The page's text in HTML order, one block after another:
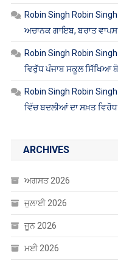
ਅਚਾਨਕ ਗਾਇਬ, ਬਰਾਤ ਵਾਪਸ
Robin Singh Robin Singh
ਵਿਰੁੱਧ ਪੰਜਾਬ ਸਕੂਲ ਸਿੱਖਿਆ
Robin Singh Robin Singh
ਜੁਲਾਈ 2026
ਜੂਨ 2026
ਮਈ 2026
ਅਪ੍ਰੈਲ 2026